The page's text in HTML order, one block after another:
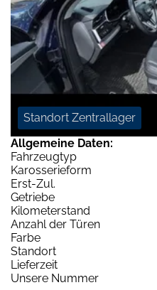
Standort Zentrallager
Allgemeine Daten:
Fahrzeugtyp
Karosserieform
Erst-Zul.
Getriebe
Kilometerstand
Anzahl der Türen
Farbe
Standort
Lieferzeit
Unsere Nummer